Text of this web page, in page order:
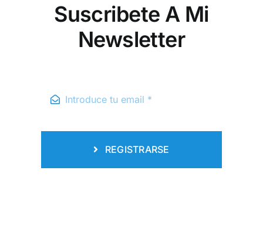
Suscribete A Mi
Newsletter
REGISTRARSE